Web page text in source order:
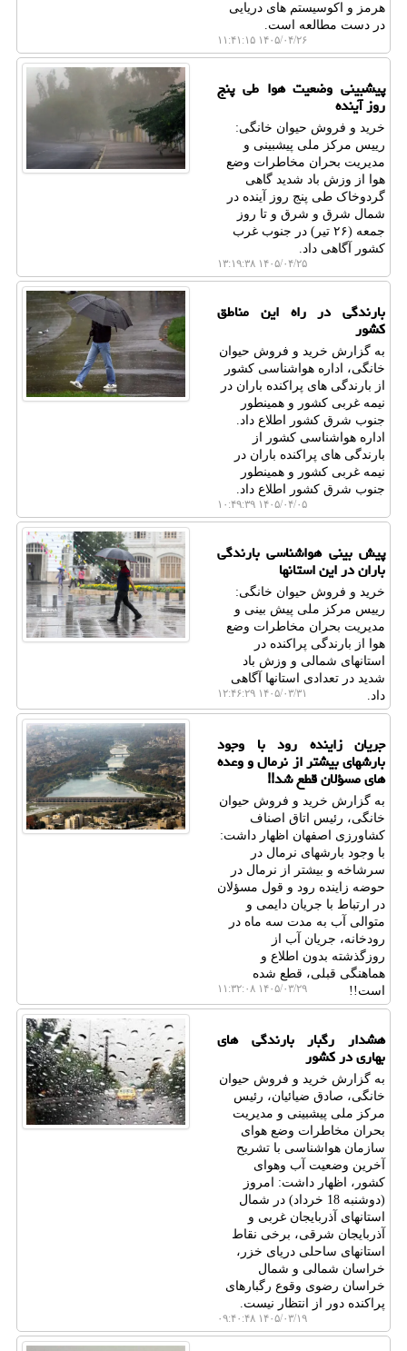
هرمز و اکوسیستم های دریایی
در دست مطالعه است.
۱۴۰۵/۰۴/۲۶ ۱۱:۴۱:۱۵
پیشبینی وضعیت هوا طی پنج
روز آینده
خرید و فروش حیوان خانگی:
رییس مرکز ملی پیشبینی و
مدیریت بحران مخاطرات وضع
هوا از وزش باد شدید گاهی
گردوخاک طی پنج روز آینده در
شمال شرق و شرق و تا روز
جمعه (۲۶ تیر) در جنوب غرب
کشور آگاهی داد.
۱۴۰۵/۰۴/۲۵ ۱۳:۱۹:۳۸
بارندگی در راه این مناطق
کشور
به گزارش خرید و فروش حیوان
خانگی، اداره هواشناسی کشور
از بارندگی های پراکنده باران در
نیمه غربی کشور و همینطور
جنوب شرق کشور اطلاع داد.
اداره هواشناسی کشور از
بارندگی های پراکنده باران در
نیمه غربی کشور و همینطور
جنوب شرق کشور اطلاع داد.
۱۴۰۵/۰۴/۰۵ ۱۰:۴۹:۳۹
پیش بینی هواشناسی بارندگی
باران در این استانها
خرید و فروش حیوان خانگی:
رییس مرکز ملی پیش بینی و
مدیریت بحران مخاطرات وضع
هوا از بارندگی پراکنده در
استانهای شمالی و وزش باد
شدید در تعدادی استانها آگاهی
داد.
۱۴۰۵/۰۳/۳۱ ۱۲:۴۶:۲۹
جریان زاینده رود با وجود
بارشهای بیشتر از نرمال و وعده
های مسؤلان قطع شد!!
به گزارش خرید و فروش حیوان
خانگی، رئیس اتاق اصناف
کشاورزی اصفهان اظهار داشت:
با وجود بارشهای نرمال در
سرشاخه و بیشتر از نرمال در
حوضه زاینده رود و قول مسؤلان
در ارتباط با جریان دایمی و
متوالی آب به مدت سه ماه در
رودخانه، جریان آب از
روزگذشته بدون اطلاع و
هماهنگی قبلی، قطع شده
است!!
۱۴۰۵/۰۳/۲۹ ۱۱:۳۲:۰۸
هشدار رگبار بارندگی های
بهاری در کشور
به گزارش خرید و فروش حیوان
خانگی، صادق ضیائیان، رئیس
مرکز ملی پیشبینی و مدیریت
بحران مخاطرات وضع هوای
سازمان هواشناسی با تشریح
آخرین وضعیت آب وهوای
کشور، اظهار داشت: امروز
(دوشنبه 18 خرداد) در شمال
استانهای آذربایجان غربی و
آذربایجان شرقی، برخی نقاط
استانهای ساحلی دریای خزر،
خراسان شمالی و شمال
خراسان رضوی وقوع رگبارهای
پراکنده دور از انتظار نیست.
۱۴۰۵/۰۳/۱۹ ۰۹:۴۰:۴۸